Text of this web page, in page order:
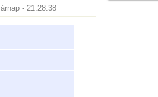
- 21:28:38